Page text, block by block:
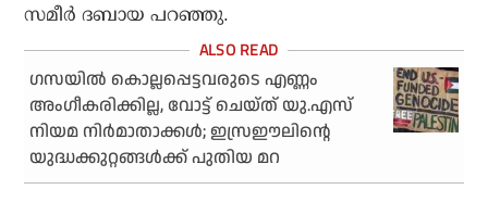
സമീർ ദബായ പറഞ്ഞു.
ഗസയിൽ കൊല്ലപ്പെട്ടവരുടെ എണ്ണം
അംഗീകരിക്കില്ല, വോട്ട് ചെയ്ത് യു.എസ്
നിയമ നിർമാതാക്കൾ; ഇസ്രഈലിന്റെ
യുദ്ധക്കുറ്റങ്ങൾക്ക് പുതിയ മറ